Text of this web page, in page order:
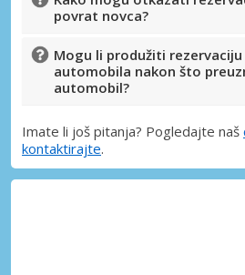
povrat novca?
Mogu li produžiti rezervaciju
automobila nakon što
automobil?
Imate li još pitanja? Pogledajte naš
kontaktirajte.